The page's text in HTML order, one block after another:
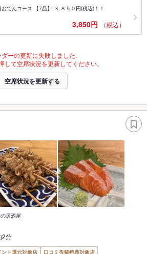
でんコース 【7品】 ３,８５０円(税込)！！
3,850円 （税込）
ーの更新に失敗しました。
して空席状況を更新してください。
空席状況を更新する
居酒屋
2分
ント還元対象店 口コミ投稿特典対象店